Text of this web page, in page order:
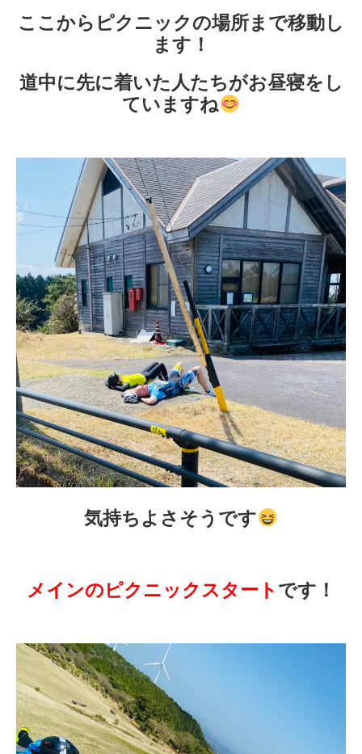
ここからピクニックの場所まで移動し
ます！
道中に先に着いた人たちがお昼寝をし
ていますね
気持ちよさそうです
メインのピクニックスタート です！